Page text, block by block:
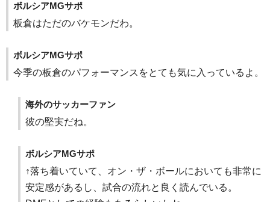
ボルシアMGサポ
板倉はただのバケモンだわ。
ボルシアMGサポ
今季の板倉のパフォーマンスをとても気に入っているよ。
海外のサッカーファン
彼の堅実だね。
ボルシアMGサポ
↑落ち着いていて、オン・ザ・ボールにおいても非常に
安定感があるし、試合の流れと良く読んでいる。